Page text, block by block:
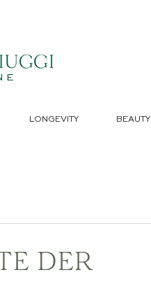
LONGEVITY BEAUTY
DER